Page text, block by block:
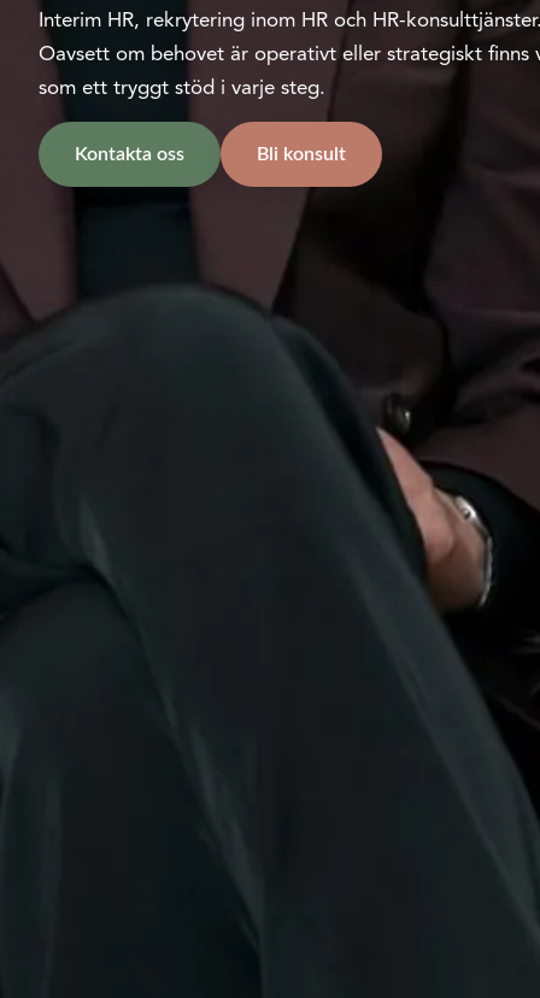
Interim HR, rekrytering inom HR och HR-
Oavsett om behovet är operativt eller strategiskt finns
som ett tryggt stöd i varje steg.
Kontakta oss Bli konsult